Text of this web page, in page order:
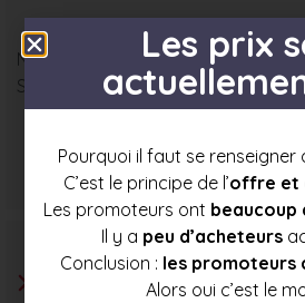
Nombre : 15
Surface moyenne : 78 m²
Prix mini
282 500 €
Prix moyen
305 000 €
Les prix
Pourquoi il faut se renseigner
C’est le principe de l’offre et
Les promoteurs ont beaucoup
Il y a peu d’acheteurs
Conclusion : les promoteurs
Alors oui c’est le